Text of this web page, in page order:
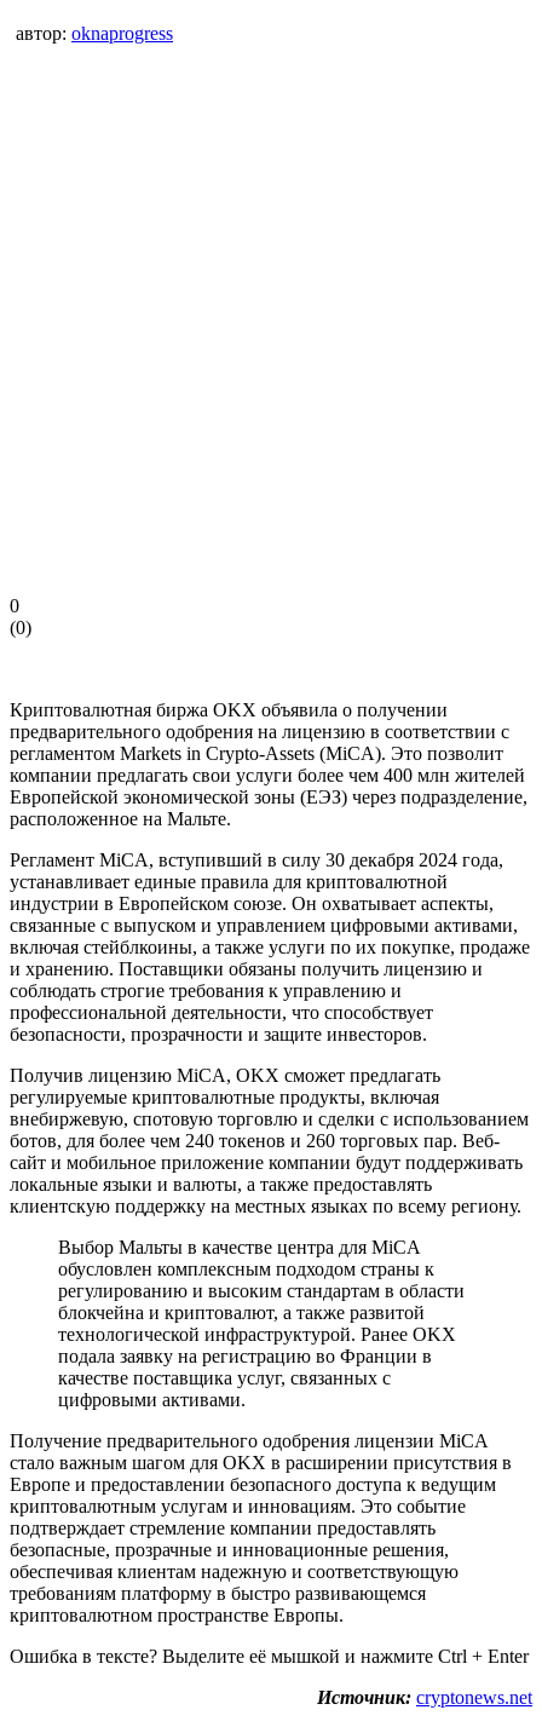
автор: oknaprogress
0
(0)
Криптовалютная биржа OKX объявила о получении
предварительного одобрения на лицензию в соответствии с
регламентом Markets in Crypto-Assets (MiCA). Это позволит
компании предлагать свои услуги более чем 400 млн жителей
Европейской экономической зоны (ЕЭЗ) через подразделение,
расположенное на Мальте.
Регламент MiCA, вступивший в силу 30 декабря 2024 года,
устанавливает единые правила для криптовалютной
индустрии в Европейском союзе. Он охватывает аспекты,
связанные с выпуском и управлением цифровыми активами,
включая стейблкоины, а также услуги по их покупке, продаже
и хранению. Поставщики обязаны получить лицензию и
соблюдать строгие требования к управлению и
профессиональной деятельности, что способствует
безопасности, прозрачности и защите инвесторов.
Получив лицензию MiCA, OKX сможет предлагать
регулируемые криптовалютные продукты, включая
внебиржевую, спотовую торговлю и сделки с использованием
ботов, для более чем 240 токенов и 260 торговых пар. Веб-
сайт и мобильное приложение компании будут поддерживать
локальные языки и валюты, а также предоставлять
клиентскую поддержку на местных языках по всему региону.
Выбор Мальты в качестве центра для MiCA
обусловлен комплексным подходом страны к
регулированию и высоким стандартам в области
блокчейна и криптовалют, а также развитой
технологической инфраструктурой. Ранее OKX
подала заявку на регистрацию во Франции в
качестве поставщика услуг, связанных с
цифровыми активами.
Получение предварительного одобрения лицензии MiCA
стало важным шагом для OKX в расширении присутствия в
Европе и предоставлении безопасного доступа к ведущим
криптовалютным услугам и инновациям. Это событие
подтверждает стремление компании предоставлять
безопасные, прозрачные и инновационные решения,
обеспечивая клиентам надежную и соответствующую
требованиям платформу в быстро развивающемся
криптовалютном пространстве Европы.
Ошибка в тексте? Выделите её мышкой и нажмите Ctrl + Enter
Источник: cryptonews.net